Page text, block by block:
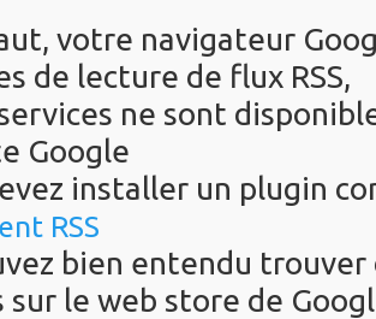
votre navigateur
de lecture de flux RSS,
ne sont
Google
installer un plugin
RSS
bien entendu
sur le web store de